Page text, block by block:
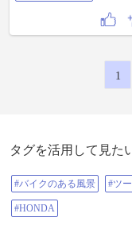
1
タグを活用して見た
#バイクのある風景 #ツ
#HONDA